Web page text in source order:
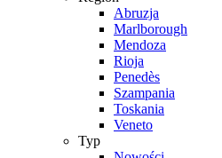
Abruzja
Marlborough
Mendoza
Rioja
Penedès
Szampania
Toskania
Veneto
Typ